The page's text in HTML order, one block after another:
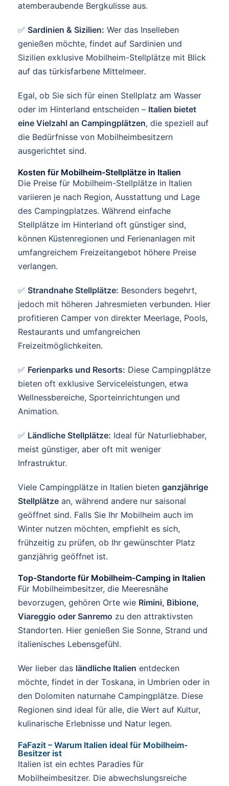
atemberaubende Bergkulisse aus.
✅ Sardinien & Sizilien: Wer das Inselleben
genießen möchte, findet auf Sardinien und
Sizilien exklusive Mobilheim-Stellplätze mit Blick
auf das türkisfarbene Mittelmeer.
Egal, ob Sie sich für einen Stellplatz am Wasser
oder im Hinterland entscheiden – Italien bietet
eine Vielzahl an Campingplätzen, die speziell auf
die Bedürfnisse von Mobilheimbesitzern
ausgerichtet sind.
Kosten für Mobilheim-Stellplätze in Italien
Die Preise für Mobilheim-Stellplätze in Italien
variieren je nach Region, Ausstattung und Lage
des Campingplatzes. Während einfache
Stellplätze im Hinterland oft günstiger sind,
können Küstenregionen und Ferienanlagen mit
umfangreichem Freizeitangebot höhere Preise
verlangen.
✅ Strandnahe Stellplätze: Besonders begehrt,
jedoch mit höheren Jahresmieten verbunden. Hier
profitieren Camper von direkter Meerlage, Pools,
Restaurants und umfangreichen
Freizeitmöglichkeiten.
✅ Ferienparks und Resorts: Diese Campingplätze
bieten oft exklusive Serviceleistungen, etwa
Wellnessbereiche, Sporteinrichtungen und
Animation.
✅ Ländliche Stellplätze: Ideal für Naturliebhaber,
meist günstiger, aber oft mit weniger
Infrastruktur.
Viele Campingplätze in Italien bieten ganzjährige
Stellplätze an, während andere nur saisonal
geöffnet sind. Falls Sie Ihr Mobilheim auch im
Winter nutzen möchten, empfiehlt es sich,
frühzeitig zu prüfen, ob Ihr gewünschter Platz
ganzjährig geöffnet ist.
Top-Standorte für Mobilheim-Camping in Italien
Für Mobilheimbesitzer, die Meeresnähe
bevorzugen, gehören Orte wie Rimini, Bibione,
Viareggio oder Sanremo zu den attraktivsten
Standorten. Hier genießen Sie Sonne, Strand und
italienisches Lebensgefühl.
Wer lieber das ländliche Italien entdecken
möchte, findet in der Toskana, in Umbrien oder in
den Dolomiten naturnahe Campingplätze. Diese
Regionen sind ideal für alle, die Wert auf Kultur,
kulinarische Erlebnisse und Natur legen.
FaFazit – Warum Italien ideal für Mobilheim-
Besitzer ist
Italien ist ein echtes Paradies für
Mobilheimbesitzer. Die abwechslungsreiche